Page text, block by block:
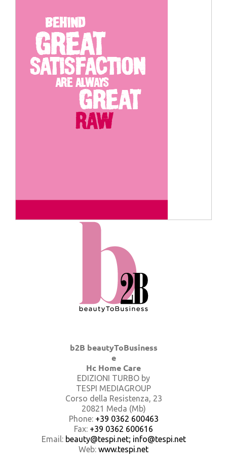
b2B beautyToBusiness
e
Hc Home Care
EDIZIONI TURBO by
TESPI MEDIAGROUP
Corso della Resistenza, 23
20821 Meda (Mb)
Phone: +39 0362 600463
Fax: +39 0362 600616
Email: beauty@tespi.net; info@tespi.net
Web: www.tespi.net